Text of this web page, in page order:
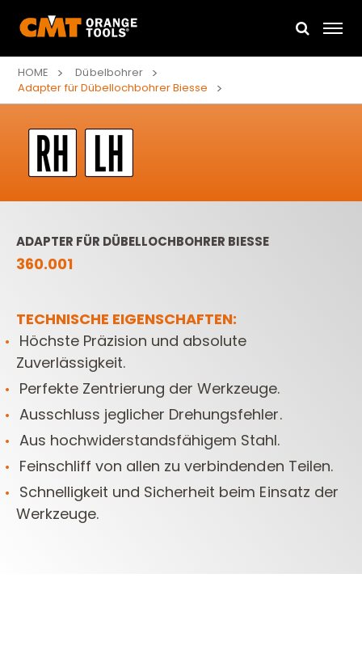
HOME
Dübelbohrer
Adapter für Dübellochbohrer Biesse
ADAPTER FÜR DÜBELLOCHBOHRER BIESSE
360.001
TECHNISCHE EIGENSCHAFTEN:
Höchste Präzision und absolute
Zuverlässigkeit.
Perfekte Zentrierung der Werkzeuge.
Ausschluss jeglicher Drehungsfehler.
Aus hochwiderstandsfähigem Stahl.
Feinschliff von allen zu verbindenden Teilen.
Schnelligkeit und Sicherheit beim Einsatz der
Werkzeuge.